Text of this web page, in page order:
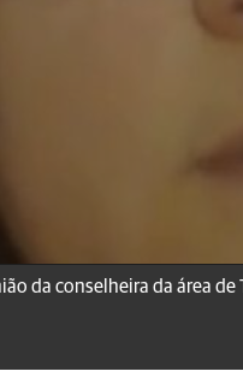
da conselheira da área de